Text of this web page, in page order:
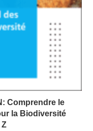
Comprendre le
la Biodiversité
Z